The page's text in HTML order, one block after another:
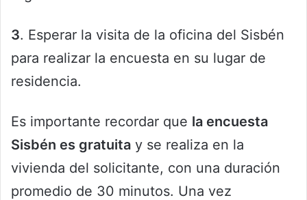
3. Esperar la visita de la oficina del Sisbén
para realizar la encuesta en su lugar de
residencia.
Es importante recordar que la encuesta
Sisbén es gratuita y se realiza en la
vivienda del solicitante, con una duración
promedio de 30 minutos. Una vez